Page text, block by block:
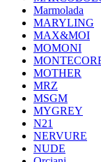
Marmolada
MARYLING
MAX&MOI
MOMONI
MOTHER
MRZ
MSGM
MYGREY
N21
NERVURE
NUDE